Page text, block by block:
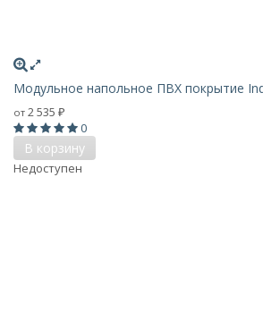
Модульное напольное ПВХ покрытие
от 2 535 ₽
0
В корзину
Недоступен